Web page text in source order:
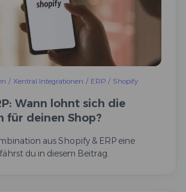
/ Xentral Integrationen / ERP / Shopify
Wann lohnt sich die
für deinen Shop?
aus Shopify & ERP eine
du in diesem Beitrag.